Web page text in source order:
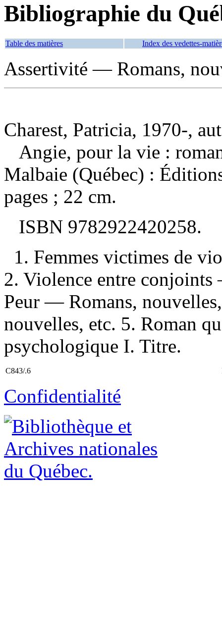
Bibliographie du
Table des matières Index des vedettes-
Assertivité — Romans,
Charest, Patricia, 1970-,
Angie, pour la vie :
Malbaie (Québec) :
pages ; 22 cm.
ISBN 9782922420258.
1. Femmes victimes de
2. Violence entre
Peur — Romans,
nouvelles, etc. 5. Roman
psychologique I. Titre.
C843/.6
Confidentialité